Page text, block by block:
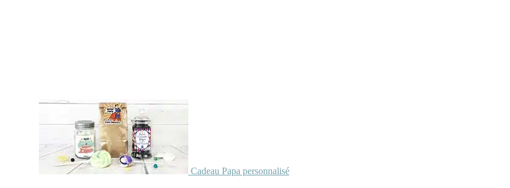
Cadeau Papa personnalisé